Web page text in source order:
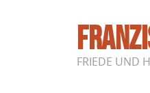
FRIEDE UND